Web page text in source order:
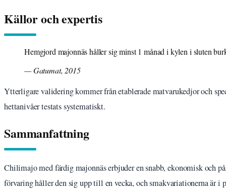
Källor och expertis
Hemgjord majonnäs håller sig minst 1 månad i kylen i sluten
— Gatumat, 2015
Ytterligare validering kommer från etablerade matvarukedjor och
hettanivåer testats systematiskt.
Sammanfattning
Chilimajo med färdig majonnäs erbjuder en snabb, ekonomisk och
förvaring håller den sig upp till en vecka, och smakvariationerna är